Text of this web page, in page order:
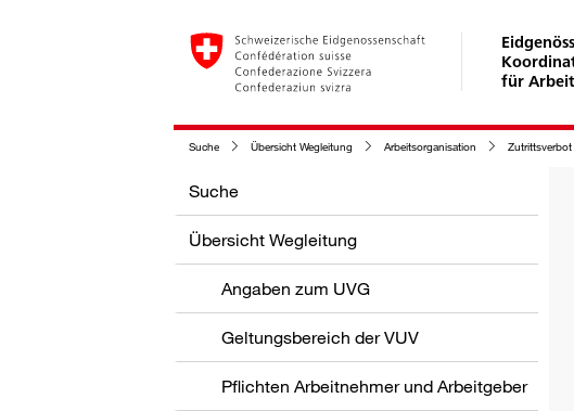
für
Suche Übersicht Wegleitung Arbeitsorganisation Zutrittsverbot
Suche
Übersicht Wegleitung
Angaben zum UVG
Geltungsbereich der VUV
Pflichten Arbeitnehmer und Arbeitgeber